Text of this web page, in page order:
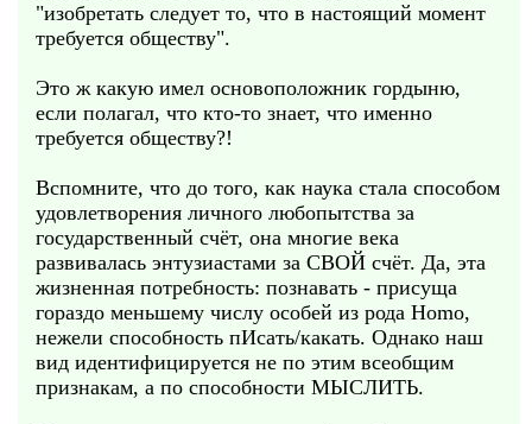
"изобретать следует то, что в настоящий момент
требуется обществу".
Это ж какую имел основоположник гордыню,
если полагал, что кто-то знает, что именно
требуется обществу?!
Вспомните, что до того, как наука стала способом
удовлетворения личного любопытства за
государственный счёт, она многие века
развивалась энтузиастами за СВОЙ счёт. Да, эта
жизненная потребность: познавать - присуща
гораздо меньшему числу особей из рода Homo,
нежели способность пИсать/какать. Однако наш
вид идентифицируется не по этим всеобщим
признакам, а по способности МЫСЛИТЬ.